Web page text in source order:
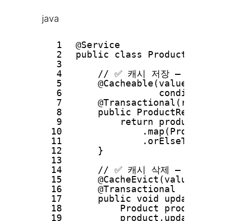
java
1
2
3
4
5
6
7
8
9
10
11
12
13
14
15
16
17
18
19
@Service
public class
// ✅ 캐시 저장 — 같은 id
@Cacheable(value =
condition
public
return
}
// ✅ 캐시 삭제 — 상품 수
@CacheEvict(value =
@Transactional
public void
Product product =